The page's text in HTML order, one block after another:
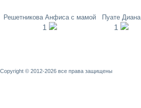
Решетникова Анфиса с мамой
1
Пуате Диана
1
Copyright © 2012-2026 все права защищены